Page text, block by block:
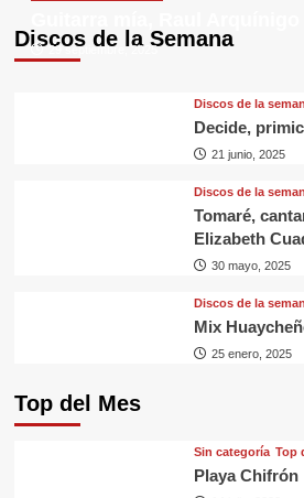
Discos de la Semana
29 septiembre, 2025
Discos de la
Decide,
21 junio, 2025
Discos de la
Tomaré,
Elizabeth
30 mayo, 2025
Discos de la
Mix
25 enero, 2025
Top del Mes
Sin categorí­a Top
Playa Chifrón